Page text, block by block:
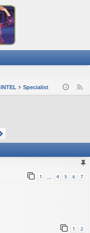
INTEL Specialist
1 … 4 5 6 7
1 2